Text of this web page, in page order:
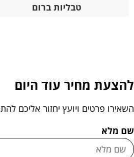
טבליות ברום
להצעת מחיר עוד היום
השאירו פרטים ויועץ יחזור אליכם
שם מלא